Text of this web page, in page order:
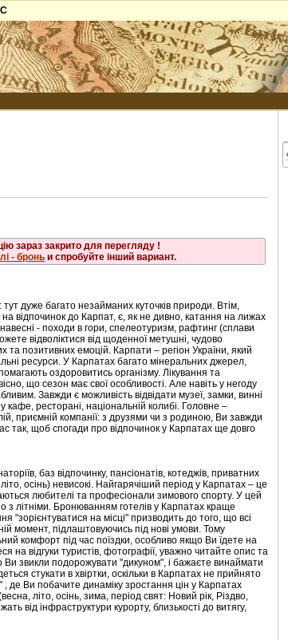
зараз закрито для перегляду !
- бронь и спробуйте інший вариант.
дуже багато незайманих куточків природи. Втім,
відпочинок до Карпат, є, як не дивно, катання на лижах
- походи в гори, спелеотуризм, рафтинг (сплави
відволіктися від щоденної метушні, чудово
позитивних емоцій. Карпати – регіон України, який
ресурси. У Карпатах багато мінеральних джерел,
оздоровитись організму. Лікування та
що сезон має свої особливості. Але навіть у негоду
Завжди є можливість відвідати музеї, замки, винні
кафе, ресторані, національній колибі. Головне –
приємній компанії: з друзями чи з родиною, Ви завжди
так, щоб спогади про відпочинок у Карпатах ще довго
баз відпочинку, пансіонатів, котеджів, приватних
осінь) невисокі. Найгарячіший період у Карпатах – це
любителі та професіонали зимового спорту. У цей
з літніми. Бронюванням готелів у Карпатах краще
"зорієнтуватися на місці" призводить до того, що всі
момент, підлаштовуючись під нові умови. Тому
комфорт під час поїздки, особливо якщо Ви їдете на
на відгуки туристів, фотографії, уважно читайте опис та
Ви звикли подорожувати "дикуном", і бажаєте винаймати
стукати в хвіртки, оскільки в Карпатах не прийнято
де Ви побачите динаміку зростання цін у Карпатах
літо, осінь, зима, період свят: Новий рік, Різдво,
від інфраструктури курорту, близькості до витягу,
Львів
Сколе
Славське
Східниця
Трускавець